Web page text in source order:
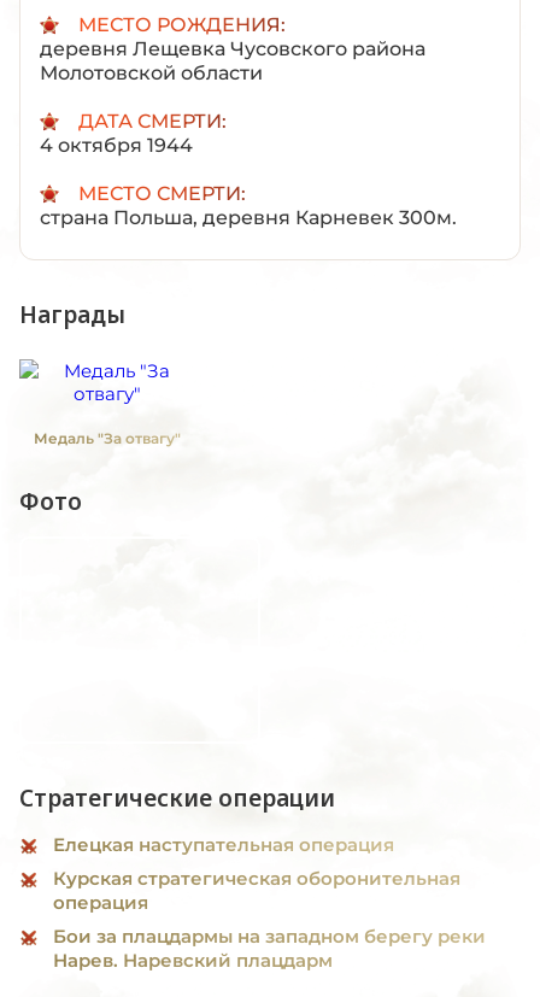
МЕСТО РОЖДЕНИЯ:
деревня Лещевка Чусовского района
Молотовской области
ДАТА СМЕРТИ:
4 октября 1944
МЕСТО СМЕРТИ:
страна Польша, деревня Карневек 300м.
Награды
Медаль "За отвагу"
Фото
Стратегические операции
Елецкая наступательная операция
Курская стратегическая оборонительная
операция
Бои за плацдармы на западном берегу реки
Нарев. Наревский плацдарм